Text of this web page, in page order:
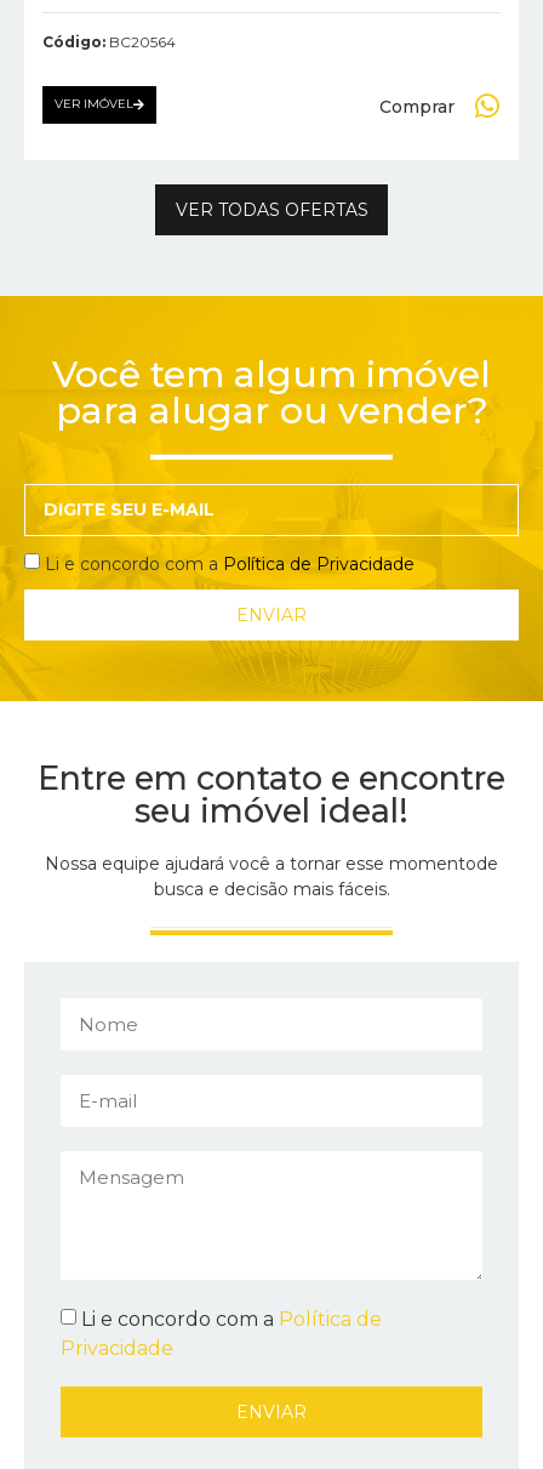
Código: BC20564
VER IMÓVEL Comprar
VER TODAS OFERTAS
Você tem algum imóvel
para alugar ou vender?
Li e concordo com a Política de Privacidade
ENVIAR
Entre em contato e encontre
seu imóvel ideal!
Nossa equipe ajudará você a tornar esse momentode
busca e decisão mais fáceis.
Li e concordo com a Política de
Privacidade
ENVIAR